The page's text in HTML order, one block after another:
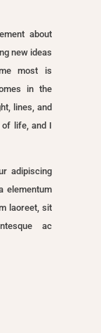
about
new ideas
most is
in the
lines, and
life, and I
adipiscing
elementum
laoreet, sit
ac